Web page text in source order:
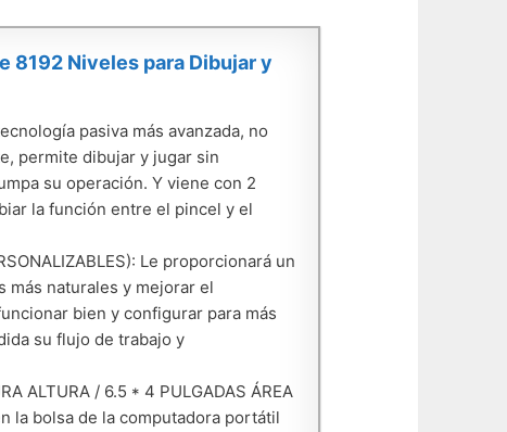
8192 Niveles para Dibujar y
pasiva más avanzada, no
permite dibujar y jugar sin
su operación. Y viene con 2
la función entre el pincel y el
Le proporcionará un
más naturales y mejorar el
bien y configurar para más
su flujo de trabajo y
ALTURA / 6.5 * 4 PULGADAS ÁREA
la bolsa de la computadora portátil